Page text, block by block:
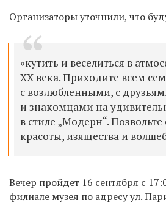
Организаторы уточнили, что
«кутить и веселиться в
XX века. Приходите всем
с возлюбленными, с
и знакомцами на
в стиле „Модерн“.
красоты, изящества и
Вечер пройдет 16 сентября с
филиале музея по адресу ул.